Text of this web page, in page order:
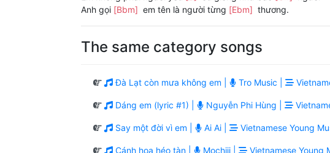
Anh gọi [Bbm] em tên là người từng [Ebm] thương.
The same category songs
Đà Lạt còn mưa không em | Tro Music |
Dáng em (lyric #1) | Nguyễn Phi Hùng |
Say một đời vì em | Ai Ai | Vietnamese Young
Cánh hoa héo tàn | Mochiii | Vietnamese Young